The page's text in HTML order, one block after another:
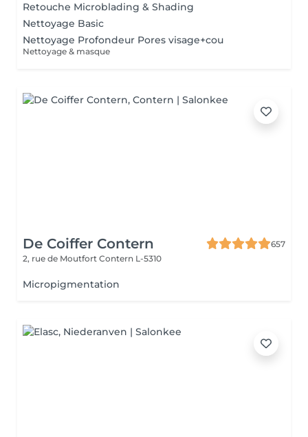
Retouche Microblading & Shading
Nettoyage Basic
Nettoyage Profondeur Pores visage+cou
Nettoyage & masque
De Coiffer Contern
657
2, rue de Moutfort Contern L-5310
Micropigmentation